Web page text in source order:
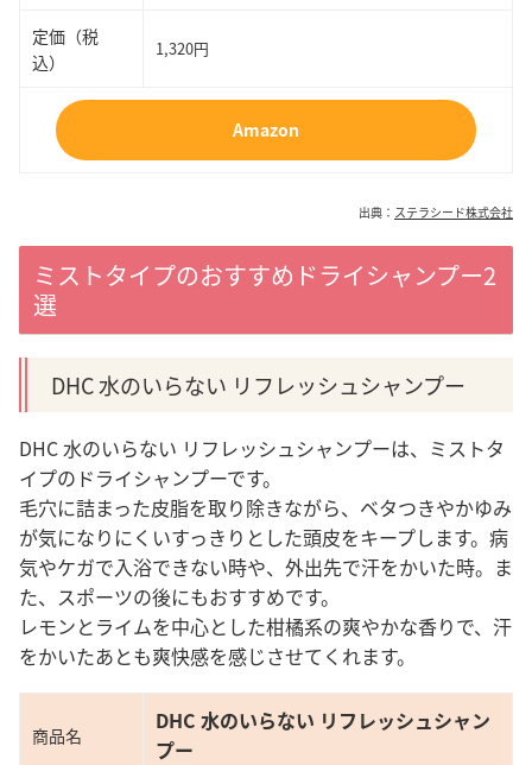
定価（税
込）
1,320円
Amazon
出典： ステラシード株式会社
ミストタイプのおすすめドライシャンプー2
選
DHC 水のいらない リフレッシュシャンプー
DHC 水のいらない リフレッシュシャンプーは、ミストタ
イプのドライシャンプーです。
毛穴に詰まった皮脂を取り除きながら、ベタつきやかゆみ
が気になりにくいすっきりとした頭皮をキープします。病
気やケガで入浴できない時や、外出先で汗をかいた時。ま
た、スポーツの後にもおすすめです。
レモンとライムを中心とした柑橘系の爽やかな香りで、汗
をかいたあとも爽快感を感じさせてくれます。
商品名
DHC 水のいらない リフレッシュシャン
プー